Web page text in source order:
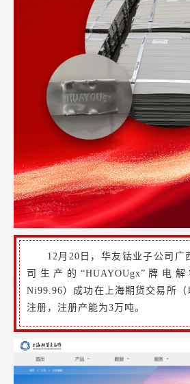
12月20日，华友钴业子公司广
司生产的“HUAYOUgx”牌电
Ni99.96）成功在上海期货交易所（
注册，注册产能为3万吨。